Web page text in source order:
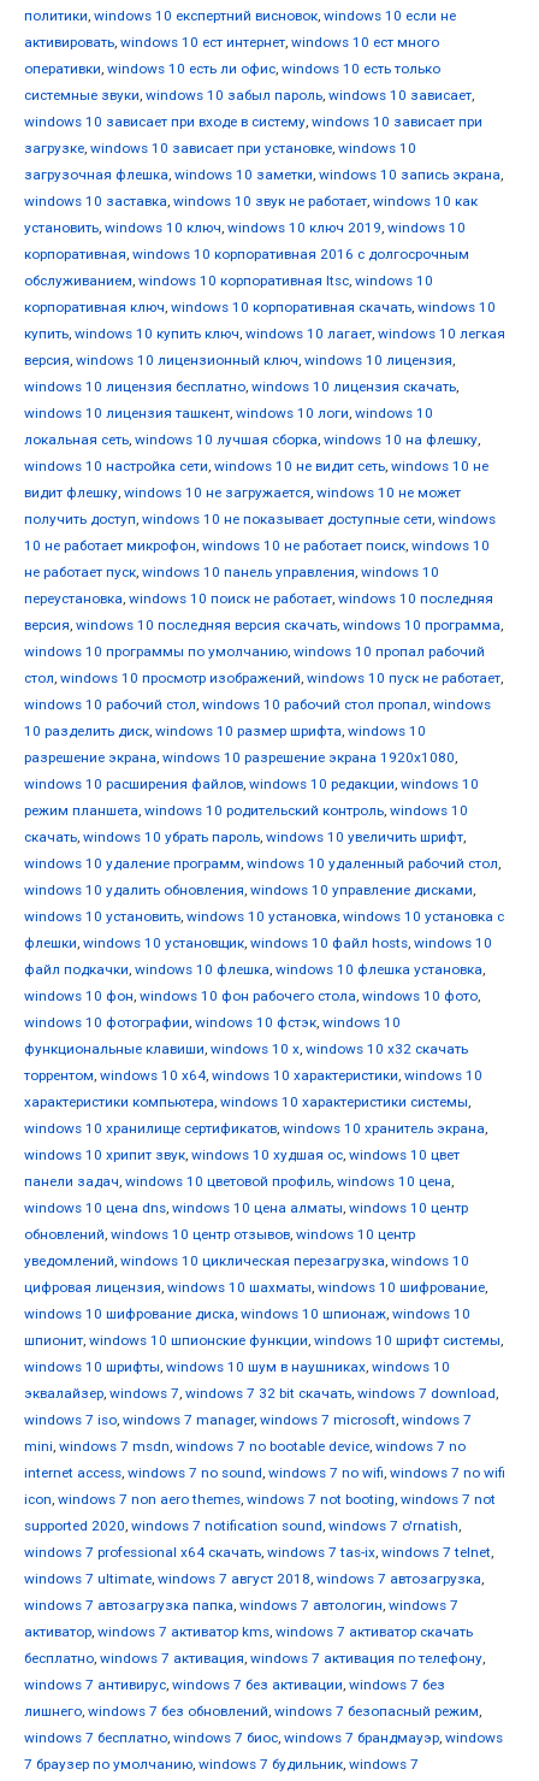
политики, windows 10 експертний висновок, windows 10 если не
активировать, windows 10 ест интернет, windows 10 ест много
оперативки, windows 10 есть ли офис, windows 10 есть только
системные звуки, windows 10 забыл пароль, windows 10 зависает,
windows 10 зависает при входе в систему, windows 10 зависает при
загрузке, windows 10 зависает при установке, windows 10
загрузочная флешка, windows 10 заметки, windows 10 запись экрана,
windows 10 заставка, windows 10 звук не работает, windows 10 как
установить, windows 10 ключ, windows 10 ключ 2019, windows 10
корпоративная, windows 10 корпоративная 2016 с долгосрочным
обслуживанием, windows 10 корпоративная ltsc, windows 10
корпоративная ключ, windows 10 корпоративная скачать, windows 10
купить, windows 10 купить ключ, windows 10 лагает, windows 10 легкая
версия, windows 10 лицензионный ключ, windows 10 лицензия,
windows 10 лицензия бесплатно, windows 10 лицензия скачать,
windows 10 лицензия ташкент, windows 10 логи, windows 10
локальная сеть, windows 10 лучшая сборка, windows 10 на флешку,
windows 10 настройка сети, windows 10 не видит сеть, windows 10 не
видит флешку, windows 10 не загружается, windows 10 не может
получить доступ, windows 10 не показывает доступные сети, windows
10 не работает микрофон, windows 10 не работает поиск, windows 10
не работает пуск, windows 10 панель управления, windows 10
переустановка, windows 10 поиск не работает, windows 10 последняя
версия, windows 10 последняя версия скачать, windows 10 программа,
windows 10 программы по умолчанию, windows 10 пропал рабочий
стол, windows 10 просмотр изображений, windows 10 пуск не работает,
windows 10 рабочий стол, windows 10 рабочий стол пропал, windows
10 разделить диск, windows 10 размер шрифта, windows 10
разрешение экрана, windows 10 разрешение экрана 1920x1080,
windows 10 расширения файлов, windows 10 редакции, windows 10
режим планшета, windows 10 родительский контроль, windows 10
скачать, windows 10 убрать пароль, windows 10 увеличить шрифт,
windows 10 удаление программ, windows 10 удаленный рабочий стол,
windows 10 удалить обновления, windows 10 управление дисками,
windows 10 установить, windows 10 установка, windows 10 установка с
флешки, windows 10 установщик, windows 10 файл hosts, windows 10
файл подкачки, windows 10 флешка, windows 10 флешка установка,
windows 10 фон, windows 10 фон рабочего стола, windows 10 фото,
windows 10 фотографии, windows 10 фстэк, windows 10
функциональные клавиши, windows 10 х, windows 10 х32 скачать
торрентом, windows 10 х64, windows 10 характеристики, windows 10
характеристики компьютера, windows 10 характеристики системы,
windows 10 хранилище сертификатов, windows 10 хранитель экрана,
windows 10 хрипит звук, windows 10 худшая ос, windows 10 цвет
панели задач, windows 10 цветовой профиль, windows 10 цена,
windows 10 цена dns, windows 10 цена алматы, windows 10 центр
обновлений, windows 10 центр отзывов, windows 10 центр
уведомлений, windows 10 циклическая перезагрузка, windows 10
цифровая лицензия, windows 10 шахматы, windows 10 шифрование,
windows 10 шифрование диска, windows 10 шпионаж, windows 10
шпионит, windows 10 шпионские функции, windows 10 шрифт системы,
windows 10 шрифты, windows 10 шум в наушниках, windows 10
эквалайзер, windows 7, windows 7 32 bit скачать, windows 7 download,
windows 7 iso, windows 7 manager, windows 7 microsoft, windows 7
mini, windows 7 msdn, windows 7 no bootable device, windows 7 no
internet access, windows 7 no sound, windows 7 no wifi, windows 7 no wifi
icon, windows 7 non aero themes, windows 7 not booting, windows 7 not
supported 2020, windows 7 notification sound, windows 7 o'rnatish,
windows 7 professional x64 скачать, windows 7 tas-ix, windows 7 telnet,
windows 7 ultimate, windows 7 август 2018, windows 7 автозагрузка,
windows 7 автозагрузка папка, windows 7 автологин, windows 7
активатор, windows 7 активатор kms, windows 7 активатор скачать
бесплатно, windows 7 активация, windows 7 активация по телефону,
windows 7 антивирус, windows 7 без активации, windows 7 без
лишнего, windows 7 без обновлений, windows 7 безопасный режим,
windows 7 бесплатно, windows 7 биос, windows 7 брандмауэр, windows
7 браузер по умолчанию, windows 7 будильник, windows 7